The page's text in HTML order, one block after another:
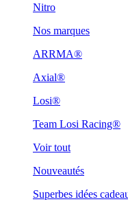
Nitro
Nos marques
ARRMA®
Axial®
Losi®
Team Losi Racing®
Voir tout
Nouveautés
Superbes idées